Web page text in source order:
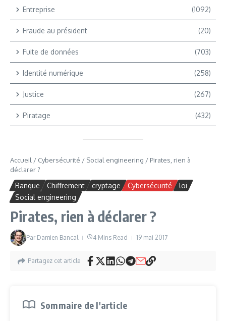
Entreprise (1092)
Fraude au président (20)
Fuite de données (703)
Identité numérique (258)
Justice (267)
Piratage (432)
Accueil / Cybersécurité / Social engineering / Pirates, rien à
déclarer ?
Banque Chiffrement cryptage Cybersécurité
loi
Social engineering
Pirates, rien à déclarer ?
Par Damien Bancal 4 Mins Read 19 mai 2017
Partagez cet article
Sommaire de l'article